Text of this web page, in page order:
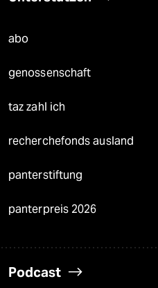
abo
genossenschaft
taz zahl ich
recherchefonds ausland
panterstiftung
panterpreis 2026
Podcast